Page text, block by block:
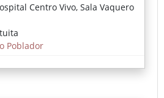
de la pintura y la escultura a la
trazando un recorrido por
arraigados en el Alentejo. La
de tres artistas pacenses:
Centro Vivo, Sala Vaquero
Poblador